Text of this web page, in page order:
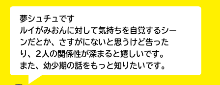
夢シュチュです
ルイがみおんに対して気持ちを自覚するシー
ンだとか、さすがにないと思うけど告った
り、2人の関係性が深まると嬉しいです。
また、幼少期の話をもっと知りたいです。